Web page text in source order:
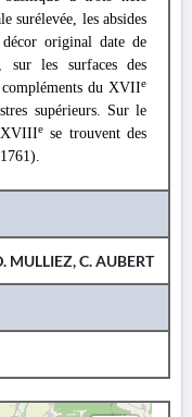
surélevée, les absides
original date de
les surfaces des
du XVIIe
supérieurs. Sur le
XVIIIese trouvent des
C. AUBERT